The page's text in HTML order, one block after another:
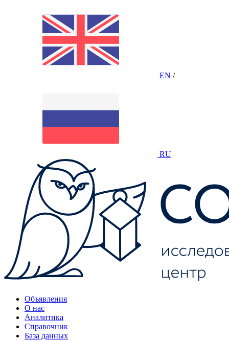
EN /
RU
Объявления
О нас
Аналитика
Справочник
База данных